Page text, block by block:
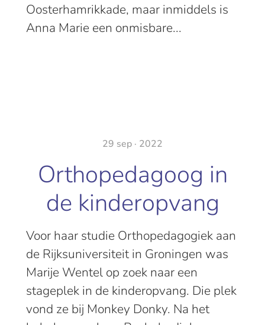
Oosterhamrikkade, maar inmiddels is
Anna Marie een onmisbare...
29 sep · 2022
Orthopedagoog in
de kinderopvang
Voor haar studie Orthopedagogiek aan
de Rijksuniversiteit in Groningen was
Marije Wentel op zoek naar een
stageplek in de kinderopvang. Die plek
vond ze bij Monkey Donky. Na het